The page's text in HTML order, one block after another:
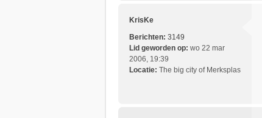
KrisKe
Berichten: 3149
Lid geworden op: wo 22 mar
2006, 19:39
Locatie: The big city of Merksplas